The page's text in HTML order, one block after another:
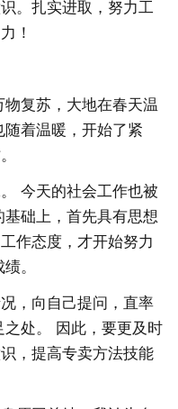
。扎实进取，努力工
！
复苏，大地在春天温
着温暖，开始了紧
今天的社会工作也被
础上，首先具有思想
作态度，才开始努力
。
，向自己提问，直率
处。 因此，要更及时
，提高专卖方法技能